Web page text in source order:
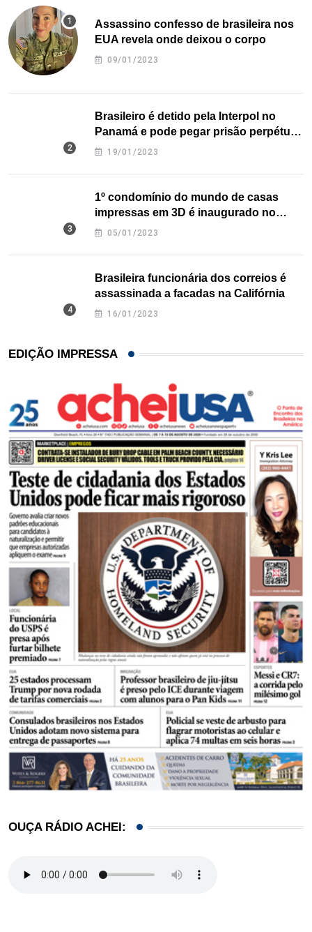
Assassino confesso de brasileira nos
EUA revela onde deixou o corpo
09/01/2023
Brasileiro é detido pela Interpol no
Panamá e pode pegar prisão perpétua
nos EUA
19/01/2023
1º condomínio do mundo de casas
impressas em 3D é inaugurado no
Texas
05/01/2023
Brasileira funcionária dos correios é
assassinada a facadas na Califórnia
16/01/2023
EDIÇÃO IMPRESSA
OUÇA RÁDIO ACHEI: